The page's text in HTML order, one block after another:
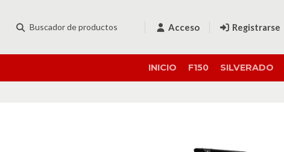
Acceso Registrarse
INICIO F150 SILVERADO